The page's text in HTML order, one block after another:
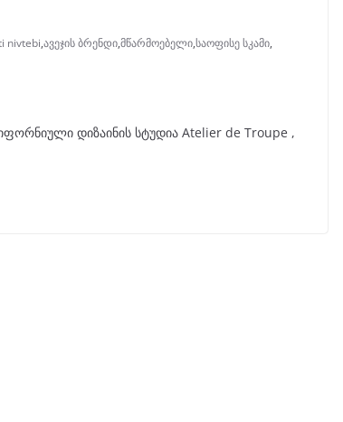
nivtebi,ავეჯის ბრენდი,მწარმოებელი,საოფისე სკამი,
დიზაინის სტუდია Atelier de Troupe ,